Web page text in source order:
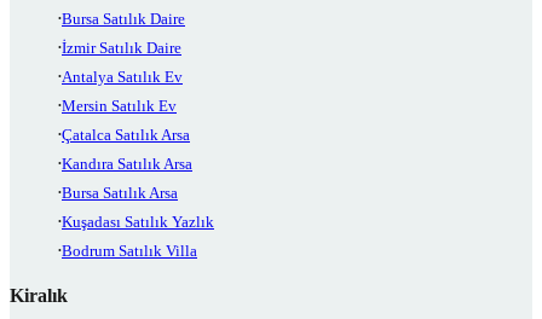
Bursa Satılık Daire
İzmir Satılık Daire
Antalya Satılık Ev
Mersin Satılık Ev
Çatalca Satılık Arsa
Kandıra Satılık Arsa
Bursa Satılık Arsa
Kuşadası Satılık Yazlık
Bodrum Satılık Villa
Kiralık